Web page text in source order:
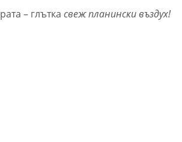
– глътка свеж планински въздух!